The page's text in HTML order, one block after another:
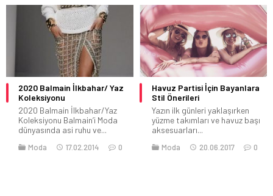
2020 Balmain İlkbahar/ Yaz
Koleksiyonu
2020 Balmain İlkbahar/Yaz
Koleksiyonu Balmain’i Moda
dünyasında asi ruhu ve...
Moda 17.02.2014 0
Havuz Partisi İçin Bayanlara
Stil Önerileri
Yazın ilk günleri yaklaşırken
yüzme takımları ve havuz başı
aksesuarları...
Moda 20.06.2017 0